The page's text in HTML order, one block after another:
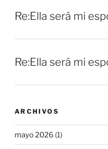
Re:Ella será mi
Re:Ella será mi
ARCHIVOS
mayo 2026 (1)